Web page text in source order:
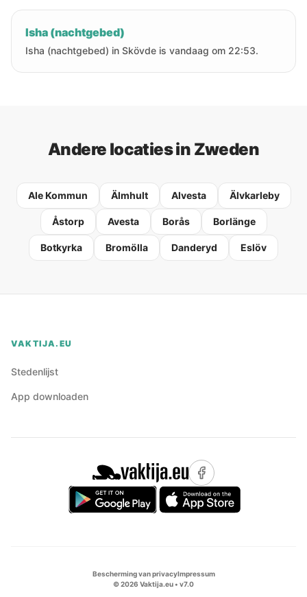
Isha (nachtgebed)
Isha (nachtgebed) in Skövde is vandaag om 22:53.
Andere locaties in Zweden
Ale Kommun Älmhult Alvesta Älvkarleby
Åstorp Avesta Borås Borlänge
Botkyrka Bromölla Danderyd Eslöv
VAKTIJA.EU
Stedenlijst
App downloaden
Bescherming van privacyImpressum
©2026 Vaktija.eu • v7.0